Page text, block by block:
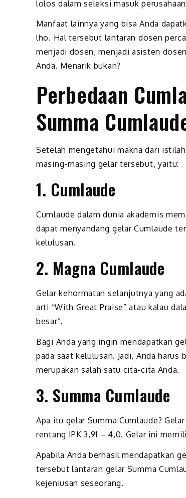
lolos dalam seleksi masuk
Manfaat lainnya yang bisa Anda
lho. Hal tersebut lantaran dosen
menjadi dosen, menjadi asisten
Anda. Menarik bukan?
Perbedaan
Summa
Setelah mengetahui makna dari
masing-masing gelar tersebut, yaitu:
1. Cumlaude
Cumlaude dalam dunia akademis
dapat menyandang gelar Cumlaude
kelulusan.
2. Magna Cumlaude
Gelar kehormatan selanjutnya yang
arti “With Great Praise” atau kalau
besar”.
Bagi Anda yang ingin mendapatkan
pada saat kelulusan. Jadi, Anda harus
merupakan salah satu cita-cita Anda.
3. Summa Cumlaude
Apa itu gelar Summa Cumlaude?
rentang IPK 3,91 – 4,0. Gelar ini
Apabila Anda berhasil mendapatkan
tersebut lantaran gelar Summa
kejeniusan seseorang.